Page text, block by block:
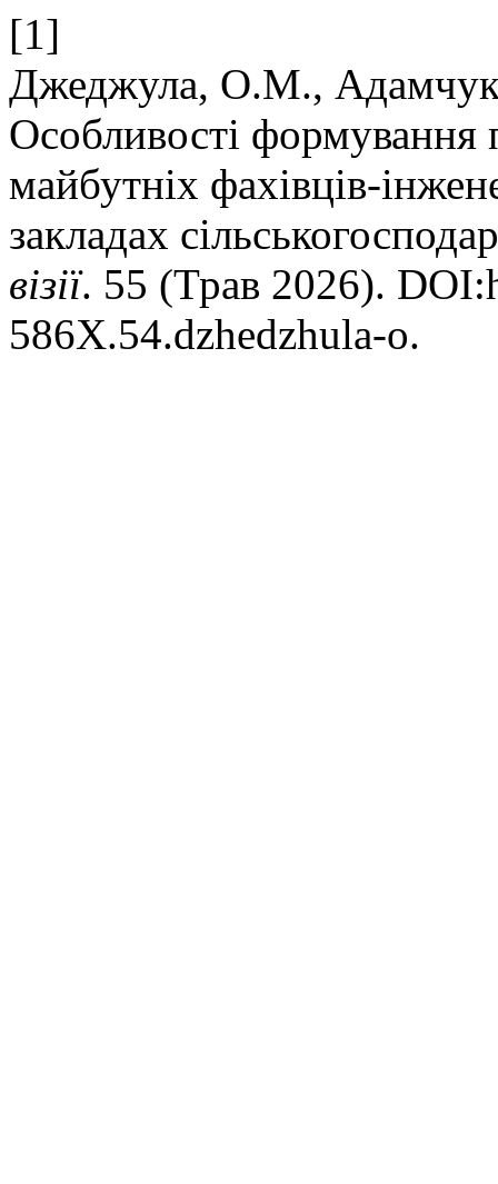
[1]
Джеджула, О.М.,
Особливості формування
майбутніх фахівців-
закладах
візії. 55 (Трав 2026).
586X.54.dzhedzhula-o.